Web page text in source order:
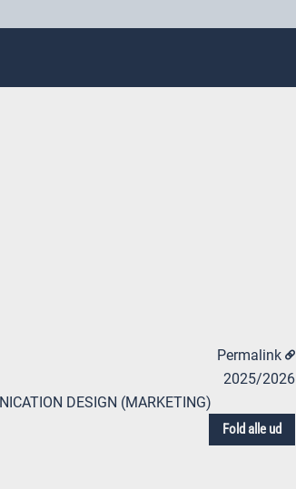
Permalink
2025/2026
DESIGN (MARKETING)
Fold alle ud